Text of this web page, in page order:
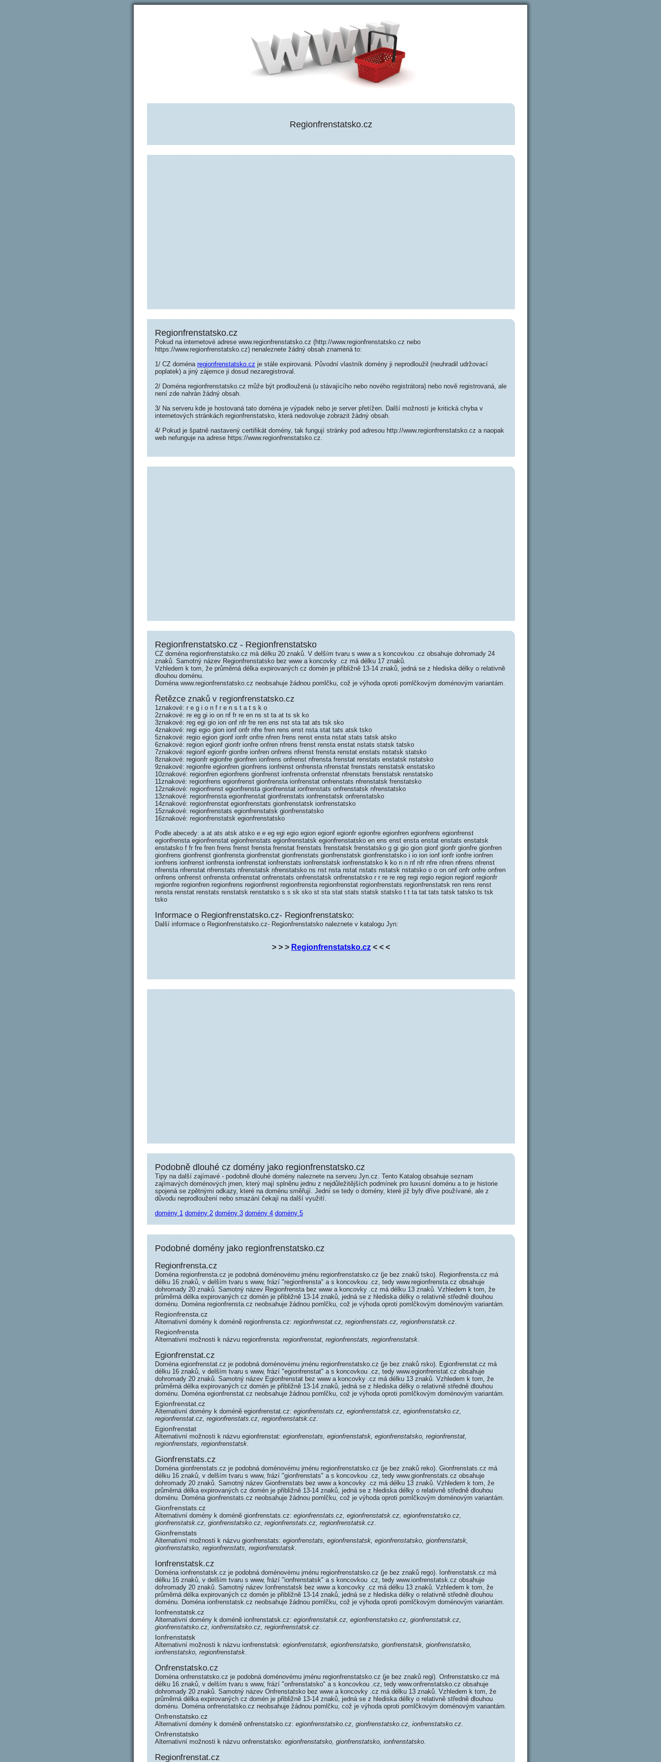
Regionfrenstatsko.cz
Regionfrenstatsko.cz
Pokud na internetové adrese www.regionfrenstatsko.cz (http://www.regionfrenstatsko.cz nebo
https://www.regionfrenstatsko.cz) nenaleznete žádný obsah znamená to:
1/ CZ doména regionfrenstatsko.cz je stále expirovaná. Původní vlastník domény ji neprodloužil (neuhradil udržovací
poplatek) a jiný zájemce ji dosud nezaregistroval.
2/ Doména regionfrenstatsko.cz může být prodloužená (u stávajícího nebo nového registrátora) nebo nově registrovaná, ale
není zde nahrán žádný obsah.
3/ Na serveru kde je hostovaná tato doména je výpadek nebo je server přetížen. Další možností je kritická chyba v
internetových stránkách regionfrenstatsko, která nedovoluje zobrazit žádný obsah.
4/ Pokud je špatně nastavený certifikát domény, tak fungují stránky pod adresou http://www.regionfrenstatsko.cz a naopak
web nefunguje na adrese https://www.regionfrenstatsko.cz.
Regionfrenstatsko.cz - Regionfrenstatsko
CZ doména regionfrenstatsko.cz má délku 20 znaků. V delším tvaru s www a s koncovkou .cz obsahuje dohromady 24
znaků. Samotný název Regionfrenstatsko bez www a koncovky .cz má délku 17 znaků.
Vzhledem k tom, že průměrná délka expirovaných cz domén je přibližně 13-14 znaků, jedná se z hlediska délky o relativně
dlouhou doménu.
Doména www.regionfrenstatsko.cz neobsahuje žádnou pomlčku, což je výhoda oproti pomlčkovým doménovým variantám.
Řetězce znaků v regionfrenstatsko.cz
1znakové: r e g i o n f r e n s t a t s k o
2znakové: re eg gi io on nf fr re en ns st ta at ts sk ko
3znakové: reg egi gio ion onf nfr fre ren ens nst sta tat ats tsk sko
4znakové: regi egio gion ionf onfr nfre fren rens enst nsta stat tats atsk tsko
5znakové: regio egion gionf ionfr onfre nfren frens renst ensta nstat stats tatsk atsko
6znakové: region egionf gionfr ionfre onfren nfrens frenst rensta enstat nstats statsk tatsko
7znakové: regionf egionfr gionfre ionfren onfrens nfrenst frensta renstat enstats nstatsk statsko
8znakové: regionfr egionfre gionfren ionfrens onfrenst nfrensta frenstat renstats enstatsk nstatsko
9znakové: regionfre egionfren gionfrens ionfrenst onfrensta nfrenstat frenstats renstatsk enstatsko
10znakové: regionfren egionfrens gionfrenst ionfrensta onfrenstat nfrenstats frenstatsk renstatsko
11znakové: regionfrens egionfrenst gionfrensta ionfrenstat onfrenstats nfrenstatsk frenstatsko
12znakové: regionfrenst egionfrensta gionfrenstat ionfrenstats onfrenstatsk nfrenstatsko
13znakové: regionfrensta egionfrenstat gionfrenstats ionfrenstatsk onfrenstatsko
14znakové: regionfrenstat egionfrenstats gionfrenstatsk ionfrenstatsko
15znakové: regionfrenstats egionfrenstatsk gionfrenstatsko
16znakové: regionfrenstatsk egionfrenstatsko
Podle abecedy: a at ats atsk atsko e e eg egi egio egion egionf egionfr egionfre egionfren egionfrens egionfrenst
egionfrensta egionfrenstat egionfrenstats egionfrenstatsk egionfrenstatsko en ens enst ensta enstat enstats enstatsk
enstatsko f fr fre fren frens frenst frensta frenstat frenstats frenstatsk frenstatsko g gi gio gion gionf gionfr gionfre gionfren
gionfrens gionfrenst gionfrensta gionfrenstat gionfrenstats gionfrenstatsk gionfrenstatsko i io ion ionf ionfr ionfre ionfren
ionfrens ionfrenst ionfrensta ionfrenstat ionfrenstats ionfrenstatsk ionfrenstatsko k ko n n nf nfr nfre nfren nfrens nfrenst
nfrensta nfrenstat nfrenstats nfrenstatsk nfrenstatsko ns nst nsta nstat nstats nstatsk nstatsko o o on onf onfr onfre onfren
onfrens onfrenst onfrensta onfrenstat onfrenstats onfrenstatsk onfrenstatsko r r re re reg regi regio region regionf regionfr
regionfre regionfren regionfrens regionfrenst regionfrensta regionfrenstat regionfrenstats regionfrenstatsk ren rens renst
rensta renstat renstats renstatsk renstatsko s s sk sko st sta stat stats statsk statsko t t ta tat tats tatsk tatsko ts tsk
tsko
Informace o Regionfrenstatsko.cz- Regionfrenstatsko:
Další informace o Regionfrenstatsko.cz- Regionfrenstatsko naleznete v katalogu Jyn:
> > > Regionfrenstatsko.cz < < <
Podobně dlouhé cz domény jako regionfrenstatsko.cz
Tipy na další zajímavé - podobně dlouhé domény naleznete na serveru Jyn.cz. Tento Katalog obsahuje seznam
zajímavých doménových jmen, který mají splněnu jednu z nejdůležitějších podmínek pro luxusní doménu a to je historie
spojená se zpětnými odkazy, které na doménu směřují. Jední se tedy o domény, které již byly dříve používané, ale z
důvodu neprodloužení nebo smazání čekají na další využití.
domény 1 domény 2 domény 3 domény 4 domény 5
Podobné domény jako regionfrenstatsko.cz
Regionfrensta.cz
Doména regionfrensta.cz je podobná doménovému jménu regionfrenstatsko.cz (je bez znaků tsko). Regionfrensta.cz má
délku 16 znaků, v delším tvaru s www, frází "regionfrensta" a s koncovkou .cz, tedy www.regionfrensta.cz obsahuje
dohromady 20 znaků. Samotný název Regionfrensta bez www a koncovky .cz má délku 13 znaků. Vzhledem k tom, že
průměrná délka expirovaných cz domén je přibližně 13-14 znaků, jedná se z hlediska délky o relativně středně dlouhou
doménu. Doména regionfrensta.cz neobsahuje žádnou pomlčku, což je výhoda oproti pomlčkovým doménovým variantám.
Regionfrensta.cz
Alternativní domény k doméně regionfrensta.cz: regionfrenstat.cz, regionfrenstats.cz, regionfrenstatsk.cz.
Regionfrensta
Alternativní možnosti k názvu regionfrensta: regionfrenstat, regionfrenstats, regionfrenstatsk.
Egionfrenstat.cz
Doména egionfrenstat.cz je podobná doménovému jménu regionfrenstatsko.cz (je bez znaků rsko). Egionfrenstat.cz má
délku 16 znaků, v delším tvaru s www, frází "egionfrenstat" a s koncovkou .cz, tedy www.egionfrenstat.cz obsahuje
dohromady 20 znaků. Samotný název Egionfrenstat bez www a koncovky .cz má délku 13 znaků. Vzhledem k tom, že
průměrná délka expirovaných cz domén je přibližně 13-14 znaků, jedná se z hlediska délky o relativně středně dlouhou
doménu. Doména egionfrenstat.cz neobsahuje žádnou pomlčku, což je výhoda oproti pomlčkovým doménovým variantám.
Egionfrenstat.cz
Alternativní domény k doméně egionfrenstat.cz: egionfrenstats.cz, egionfrenstatsk.cz, egionfrenstatsko.cz,
regionfrenstat.cz, regionfrenstats.cz, regionfrenstatsk.cz.
Egionfrenstat
Alternativní možnosti k názvu egionfrenstat: egionfrenstats, egionfrenstatsk, egionfrenstatsko, regionfrenstat,
regionfrenstats, regionfrenstatsk.
Gionfrenstats.cz
Doména gionfrenstats.cz je podobná doménovému jménu regionfrenstatsko.cz (je bez znaků reko). Gionfrenstats.cz má
délku 16 znaků, v delším tvaru s www, frází "gionfrenstats" a s koncovkou .cz, tedy www.gionfrenstats.cz obsahuje
dohromady 20 znaků. Samotný název Gionfrenstats bez www a koncovky .cz má délku 13 znaků. Vzhledem k tom, že
průměrná délka expirovaných cz domén je přibližně 13-14 znaků, jedná se z hlediska délky o relativně středně dlouhou
doménu. Doména gionfrenstats.cz neobsahuje žádnou pomlčku, což je výhoda oproti pomlčkovým doménovým variantám.
Gionfrenstats.cz
Alternativní domény k doméně gionfrenstats.cz: egionfrenstats.cz, egionfrenstatsk.cz, egionfrenstatsko.cz,
gionfrenstatsk.cz, gionfrenstatsko.cz, regionfrenstats.cz, regionfrenstatsk.cz.
Gionfrenstats
Alternativní možnosti k názvu gionfrenstats: egionfrenstats, egionfrenstatsk, egionfrenstatsko, gionfrenstatsk,
gionfrenstatsko, regionfrenstats, regionfrenstatsk.
Ionfrenstatsk.cz
Doména ionfrenstatsk.cz je podobná doménovému jménu regionfrenstatsko.cz (je bez znaků rego). Ionfrenstatsk.cz má
délku 16 znaků, v delším tvaru s www, frází "ionfrenstatsk" a s koncovkou .cz, tedy www.ionfrenstatsk.cz obsahuje
dohromady 20 znaků. Samotný název Ionfrenstatsk bez www a koncovky .cz má délku 13 znaků. Vzhledem k tom, že
průměrná délka expirovaných cz domén je přibližně 13-14 znaků, jedná se z hlediska délky o relativně středně dlouhou
doménu. Doména ionfrenstatsk.cz neobsahuje žádnou pomlčku, což je výhoda oproti pomlčkovým doménovým variantám.
Ionfrenstatsk.cz
Alternativní domény k doméně ionfrenstatsk.cz: egionfrenstatsk.cz, egionfrenstatsko.cz, gionfrenstatsk.cz,
gionfrenstatsko.cz, ionfrenstatsko.cz, regionfrenstatsk.cz.
Ionfrenstatsk
Alternativní možnosti k názvu ionfrenstatsk: egionfrenstatsk, egionfrenstatsko, gionfrenstatsk, gionfrenstatsko,
ionfrenstatsko, regionfrenstatsk.
Onfrenstatsko.cz
Doména onfrenstatsko.cz je podobná doménovému jménu regionfrenstatsko.cz (je bez znaků regi). Onfrenstatsko.cz má
délku 16 znaků, v delším tvaru s www, frází "onfrenstatsko" a s koncovkou .cz, tedy www.onfrenstatsko.cz obsahuje
dohromady 20 znaků. Samotný název Onfrenstatsko bez www a koncovky .cz má délku 13 znaků. Vzhledem k tom, že
průměrná délka expirovaných cz domén je přibližně 13-14 znaků, jedná se z hlediska délky o relativně středně dlouhou
doménu. Doména onfrenstatsko.cz neobsahuje žádnou pomlčku, což je výhoda oproti pomlčkovým doménovým variantám.
Onfrenstatsko.cz
Alternativní domény k doméně onfrenstatsko.cz: egionfrenstatsko.cz, gionfrenstatsko.cz, ionfrenstatsko.cz.
Onfrenstatsko
Alternativní možnosti k názvu onfrenstatsko: egionfrenstatsko, gionfrenstatsko, ionfrenstatsko.
Regionfrenstat.cz